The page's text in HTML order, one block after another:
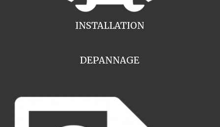
INSTALLATION
DEPANNAGE